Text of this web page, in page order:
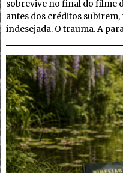
sobrevive no final do filme
antes dos créditos subirem,
indesejada. O trauma. A